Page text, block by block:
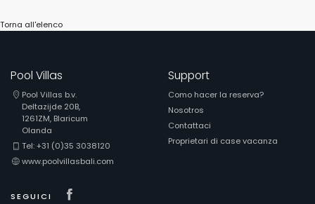
Torna all'elenco
Pool Villas
Pool Villas b.v.
Deltazijde 20B,
1261ZM, Blaricum
Olanda
Tel: +31 (0)35 3038120
www.poolvillasbali.com
SEGUICI
Support
Como hacer la reserva?
Nosotros
Contattaci
Proprietari di case vacanza